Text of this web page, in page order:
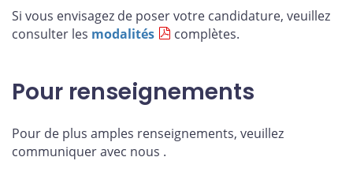
Si vous envisagez de poser votre candidature, veuillez
consulter les modalités complètes.
Pour renseignements
Pour de plus amples renseignements, veuillez
communiquer avec nous .